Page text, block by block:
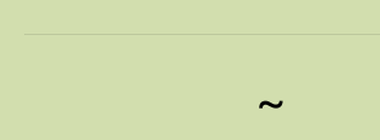
~